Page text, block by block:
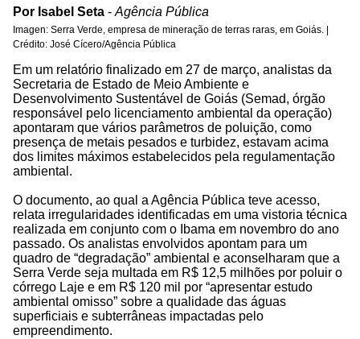
Por Isabel Seta - Agência Pública
Imagen: Serra Verde, empresa de mineração de terras raras, em Goiás. |
Crédito: José Cícero/Agência Pública
Em um relatório finalizado em 27 de março, analistas da
Secretaria de Estado de Meio Ambiente e
Desenvolvimento Sustentável de Goiás (Semad, órgão
responsável pelo licenciamento ambiental da operação)
apontaram que vários parâmetros de poluição, como
presença de metais pesados e turbidez, estavam acima
dos limites máximos estabelecidos pela regulamentação
ambiental.
O documento, ao qual a Agência Pública teve acesso,
relata irregularidades identificadas em uma vistoria técnica
realizada em conjunto com o Ibama em novembro do ano
passado. Os analistas envolvidos apontam para um
quadro de “degradação” ambiental e aconselharam que a
Serra Verde seja multada em R$ 12,5 milhões por poluir o
córrego Laje e em R$ 120 mil por “apresentar estudo
ambiental omisso” sobre a qualidade das águas
superficiais e subterrâneas impactadas pelo
empreendimento.